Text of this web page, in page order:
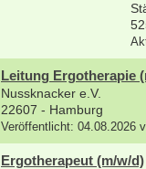
Leitung Ergotherapie
Nussknacker e.V.
22607 - Hamburg
Veröffentlicht: 04.08.2026
Ergotherapeut (m/w/d)